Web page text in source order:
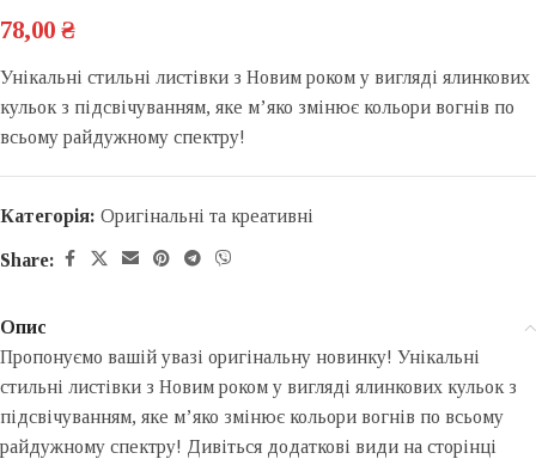
78,00 ₴
Унікальні стильні листівки з Новим роком у вигляді ялинкових
кульок з підсвічуванням, яке м’яко змінює кольори вогнів по
всьому райдужному спектру!
Категорія: Оригінальні та креативні
Share:
Опис
Пропонуємо вашій увазі оригінальну новинку! Унікальні
стильні листівки з Новим роком у вигляді ялинкових кульок з
підсвічуванням, яке м’яко змінює кольори вогнів по всьому
райдужному спектру! Дивіться додаткові види на сторінці